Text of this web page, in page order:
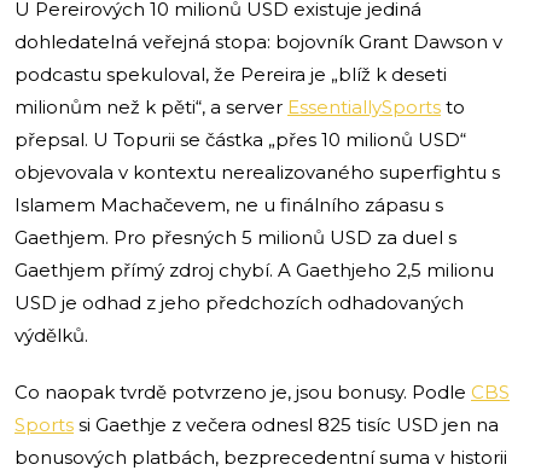
U Pereirových 10 milionů USD existuje jediná
dohledatelná veřejná stopa: bojovník Grant Dawson v
podcastu spekuloval, že Pereira je „blíž k deseti
milionům než k pěti“, a server EssentiallySports to
přepsal. U Topurii se částka „přes 10 milionů USD“
objevovala v kontextu nerealizovaného superfightu s
Islamem Machačevem, ne u finálního zápasu s
Gaethjem. Pro přesných 5 milionů USD za duel s
Gaethjem přímý zdroj chybí. A Gaethjeho 2,5 milionu
USD je odhad z jeho předchozích odhadovaných
výdělků.
Co naopak tvrdě potvrzeno je, jsou bonusy. Podle CBS
Sports si Gaethje z večera odnesl 825 tisíc USD jen na
bonusových platbách, bezprecedentní suma v historii